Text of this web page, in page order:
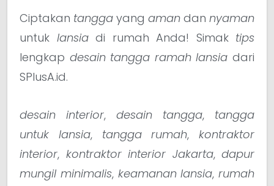
Ciptakan tangga yang aman dan nyaman
untuk lansiadi rumah Anda! Simak tips
lengkap desain tangga ramah lansia dari
SPlusA.id.
desain interior, desain tangga, tangga
untuk lansia, tangga rumah, kontraktor
interior, kontraktor interior Jakarta, dapur
mungil minimalis, keamanan lansia, rumah